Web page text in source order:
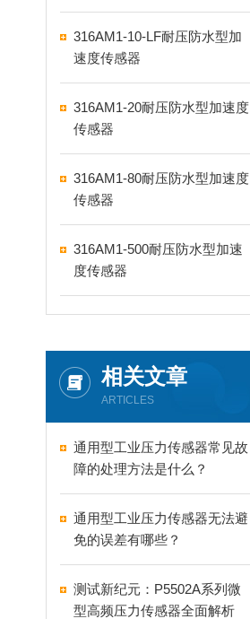
316AM1-10-LF耐压防水型加
速度传感器
316AM1-20耐压防水型加速度
传感器
316AM1-80耐压防水型加速度
传感器
316AM1-500耐压防水型加速
度传感器
相关文章
ARTICLES
通用型工业压力传感器常见故
障的处理方法是什么？
通用型工业压力传感器无法避
免的误差有哪些？
测试新纪元：P5502A系列微
型高频压力传感器全面解析